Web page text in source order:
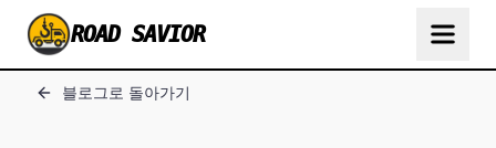
ROAD SAVIOR
블로그로 돌아가기